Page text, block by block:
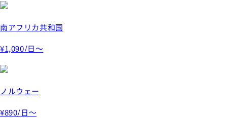
南アフリカ共和国
¥1,090/日～
ノルウェー
¥890/日～